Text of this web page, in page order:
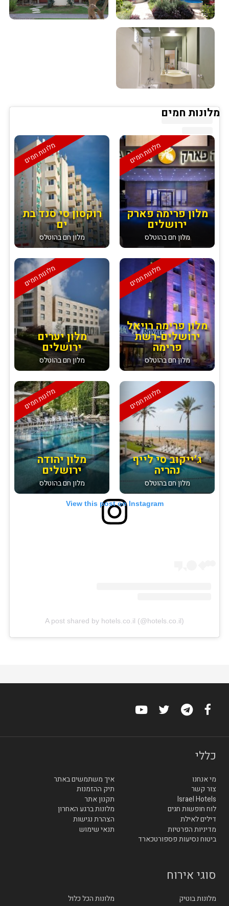
מלונות חמים
מלונות חמים
רוקסון סי סנד בת
ים
מלון חם בהוטלס
מלונות חמים
מלון פרימה פארק
ירושלים
מלון חם בהוטלס
מלונות חמים
מלון יערים
ירושלים
מלון חם בהוטלס
מלונות חמים
מלון פרימה רויאל
ירושלים-רשת
פרימה
מלון חם בהוטלס
מלונות חמים
מלון יהודה
ירושלים
מלון חם בהוטלס
מלונות חמים
ג׳ייקוב סי לייף
נהריה
מלון חם בהוטלס
View this post on Instagram
A post shared by hotels.co.il (@hotels.co.il)
כללי
מי אנחנו
איך משתמשים באתר
צור קשר
תיק ההזמנות
Israel Hotels
תקנון אתר
לוח חופשות חגים
מלונות ברגע האחרון
דילים לאילת
הצהרת נגישות
מדיניות הפרטיות
תנאי שימוש
ביטוח נסיעות פספורטכארד
סוגי אירוח
מלונות בוטיק
מלונות הכל כלול